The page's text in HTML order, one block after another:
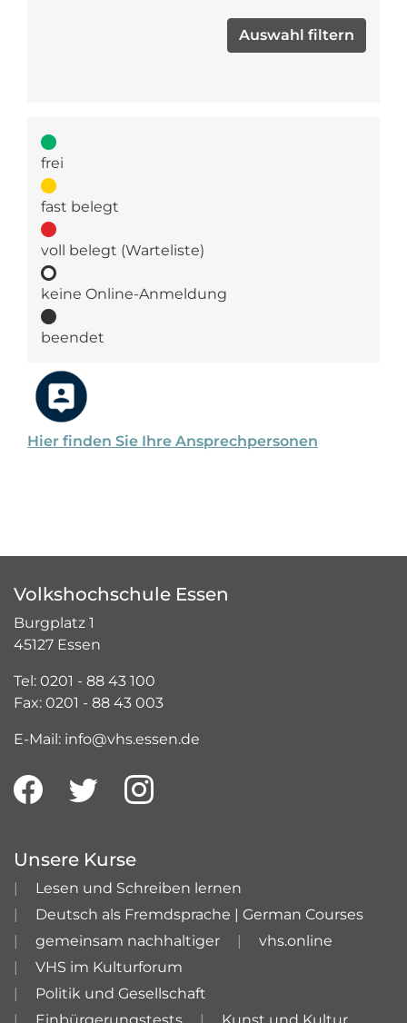
Hier finden Sie Ihre Ansprechpersonen
frei
fast belegt
voll belegt (Warteliste)
keine Online-Anmeldung
beendet
Volkshochschule Essen
Burgplatz 1
45127 Essen
Tel: 0201 - 88 43 100
Fax: 0201 - 88 43 003
E-Mail: info@vhs.essen.de
Unsere Kurse
Lesen und Schreiben lernen
Deutsch als Fremdsprache | German Courses
gemeinsam nachhaltiger
vhs.online
VHS im Kulturforum
Politik und Gesellschaft